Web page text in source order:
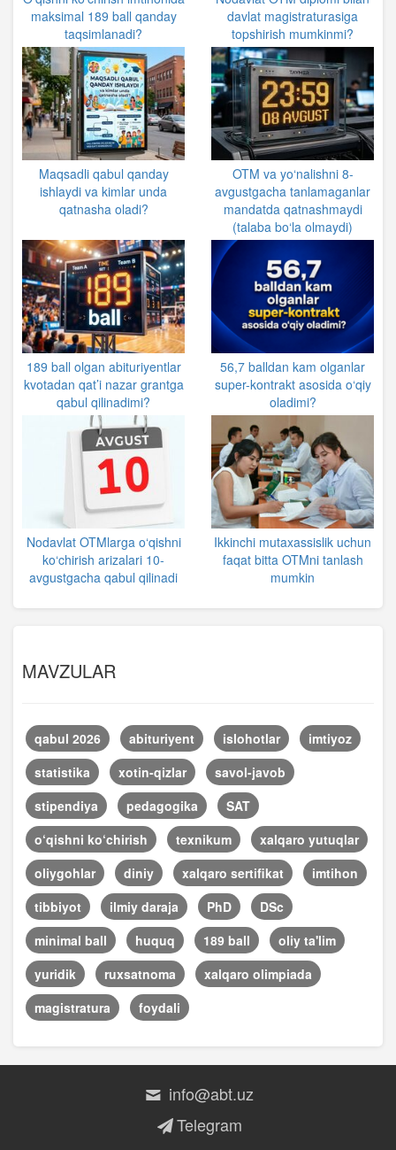
maksimal 189 ball qanday
taqsimlanadi?
davlat magistraturasiga
topshirish mumkinmi?
Maqsadli qabul qanday
ishlaydi va kimlar unda
qatnasha oladi?
OTM va yo‘nalishni 8-
avgustgacha tanlamaganlar
mandatda qatnashmaydi
(talaba bo‘la olmaydi)
189 ball olgan abituriyentlar
kvotadan qat’i nazar grantga
qabul qilinadimi?
56,7 balldan kam olganlar
super-kontrakt asosida o‘qiy
oladimi?
Nodavlat OTMlarga o‘qishni
ko‘chirish arizalari 10-
avgustgacha qabul qilinadi
Ikkinchi mutaxassislik uchun
faqat bitta OTMni tanlash
mumkin
MAVZULAR
qabul 2026 abituriyent islohotlar
imtiyoz
statistika
xotin-qizlar
savol-javob
stipendiya
pedagogika
SAT
o‘qishni ko‘chirish
texnikum
xalqaro yutuqlar
oliygohlar
diniy xalqaro sertifikat
imtihon
tibbiyot
ilmiy daraja PhD
DSc
minimal ball
huquq 189 ball
oliy ta'lim
yuridik
ruxsatnoma
xalqaro olimpiada
magistratura
foydali
info@abt.uz
Telegram